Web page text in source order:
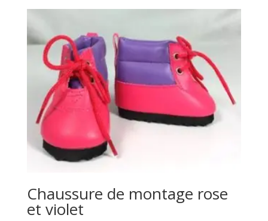
Chaussure de montage rose
et violet